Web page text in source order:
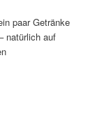
paar Getränke
natürlich auf